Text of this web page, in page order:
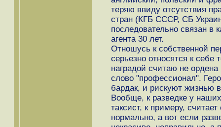
теряю ввиду отсутствия
стран (КГБ СССР, СБ
последовательно связан в
агента 30 лет.
Oтношусь к собственной
серьезно относятся к
наградой считаю не
слово "профессионал".
бардак, и рискуют жизнью
Вообще, к разведке у
таксист, к примеру,
нормально, а вот если